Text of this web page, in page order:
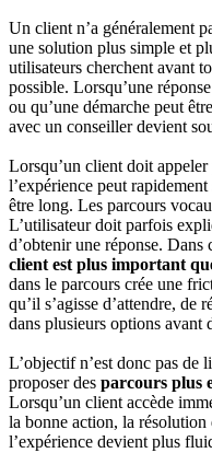
Un client n’a généralement
une solution plus simple et
utilisateurs cherchent avant
possible. Lorsqu’une
ou qu’une démarche peut
avec un conseiller devient
Lorsqu’un client doit
l’expérience peut
être long. Les parcours
L’utilisateur doit parfois
d’obtenir une réponse. Dans
client est plus important
dans le parcours crée une
qu’il s’agisse d’attendre, de
dans plusieurs options avant
L’objectif n’est donc pas de
proposer des parcours plus
Lorsqu’un client accède
la bonne action, la
l’expérience devient plus